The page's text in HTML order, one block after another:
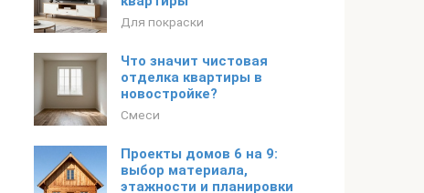
Для покраски
Что значит чистовая
отделка квартиры в
новостройке?
Смеси
Проекты домов 6 на 9:
выбор материала,
этажности и планировки